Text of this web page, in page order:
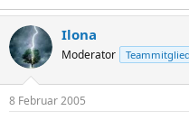
Ilona
Moderator Teammitglied
8 Februar 2005